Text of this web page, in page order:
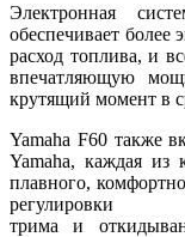
Электронная
обеспечивает более
расход топлива, и
впечатляющую
крутящий момент в
Yamaha F60 также
Yamaha, каждая из
плавного,
регулировки
трима и